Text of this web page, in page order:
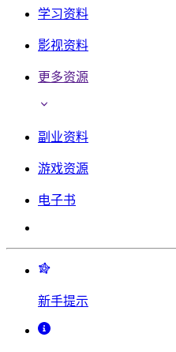
学习资料
影视资料
更多资源
副业资料
游戏资源
电子书
新手提示